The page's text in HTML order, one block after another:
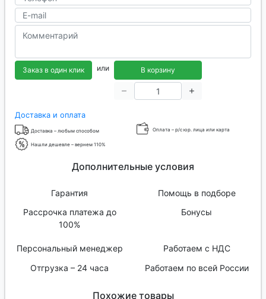
Заказ в один клик или В корзину
Доставка и оплата
Доставка – любым способом Оплата – р/с юр. лица или карта
Нашли дешевле – вернем 110%
Дополнительные условия
Гарантия
Помощь в подборе
Рассрочка платежа до
100%
Бонусы
Персональный менеджер
Работаем с НДС
Отгрузка – 24 часа
Работаем по всей России
Похожие товары